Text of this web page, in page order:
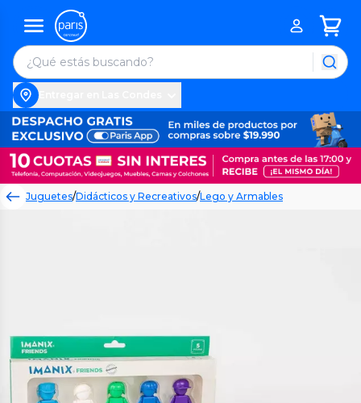
Juguetes/Didácticos y Recreativos/Lego y Armables